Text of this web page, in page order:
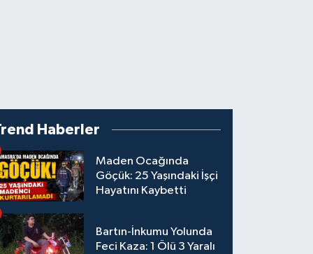
Haberler
Maden Ocağında
Göçük: 25 Yaşındaki İşçi
Hayatını Kaybetti
Bartın-İnkumu Yolunda
Feci Kaza: 1 Ölü 3 Yaralı